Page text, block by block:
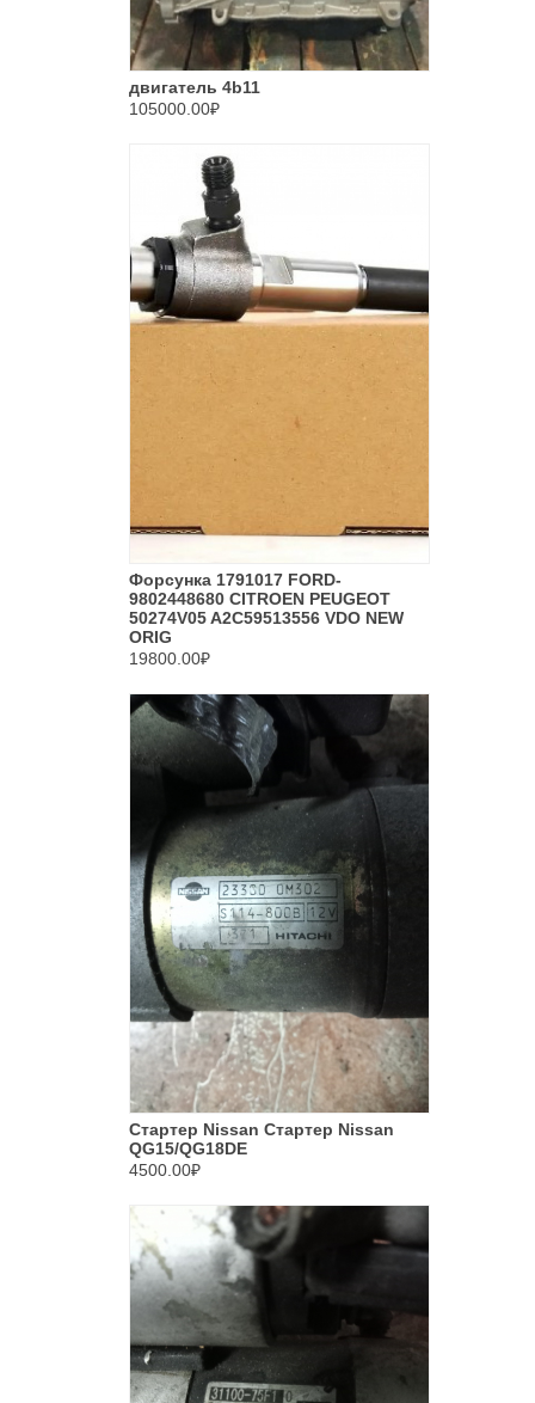
двигатель 4b11
105000.00₽
Форсунка 1791017 FORD-
9802448680 CITROEN PEUGEOT
50274V05 A2C59513556 VDO NEW
ORIG
19800.00₽
Стартер Nissan Стартер Nissan
QG15/QG18DE
4500.00₽